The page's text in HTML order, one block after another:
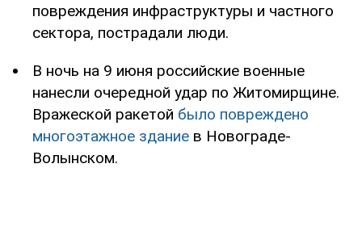
повреждения инфраструктуры и частного
сектора, пострадали люди.
В ночь на 9 июня российские военные
нанесли очередной удар по Житомирщине.
Вражеской ракетой было повреждено
многоэтажное здание в Новограде-
Волынском.